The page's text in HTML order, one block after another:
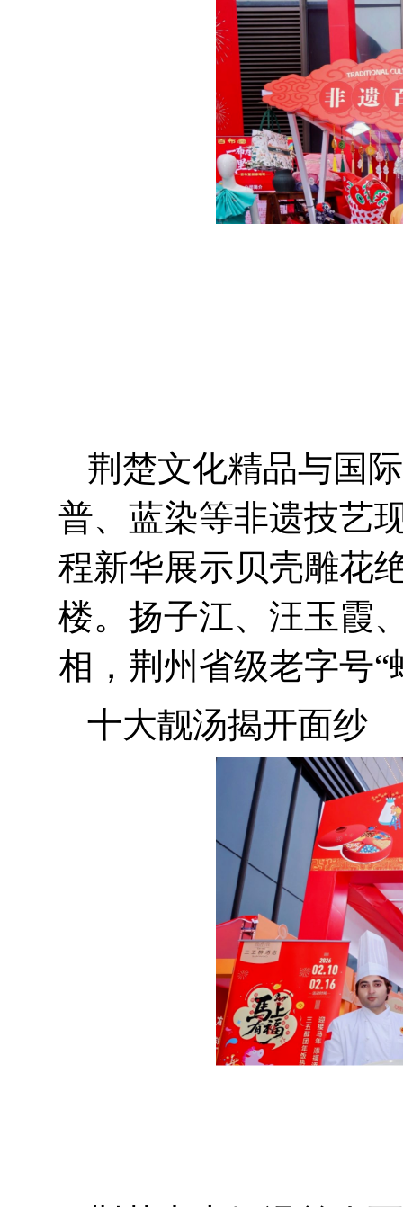
荆楚文化精品与国
普、蓝染等非遗技艺
程新华展示贝壳雕花
楼。扬子江、汪玉霞
相，荆州省级老字号
十大靓汤揭开面纱